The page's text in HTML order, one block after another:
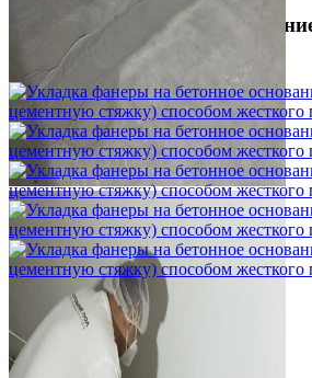
Шлифовка стяжки с
1 500 ₽